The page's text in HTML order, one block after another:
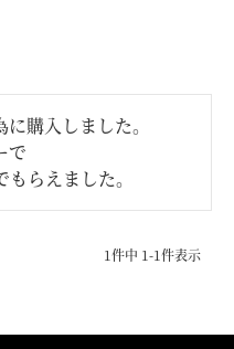
購入しました。
で
らえました。
1件中 1-1件表示